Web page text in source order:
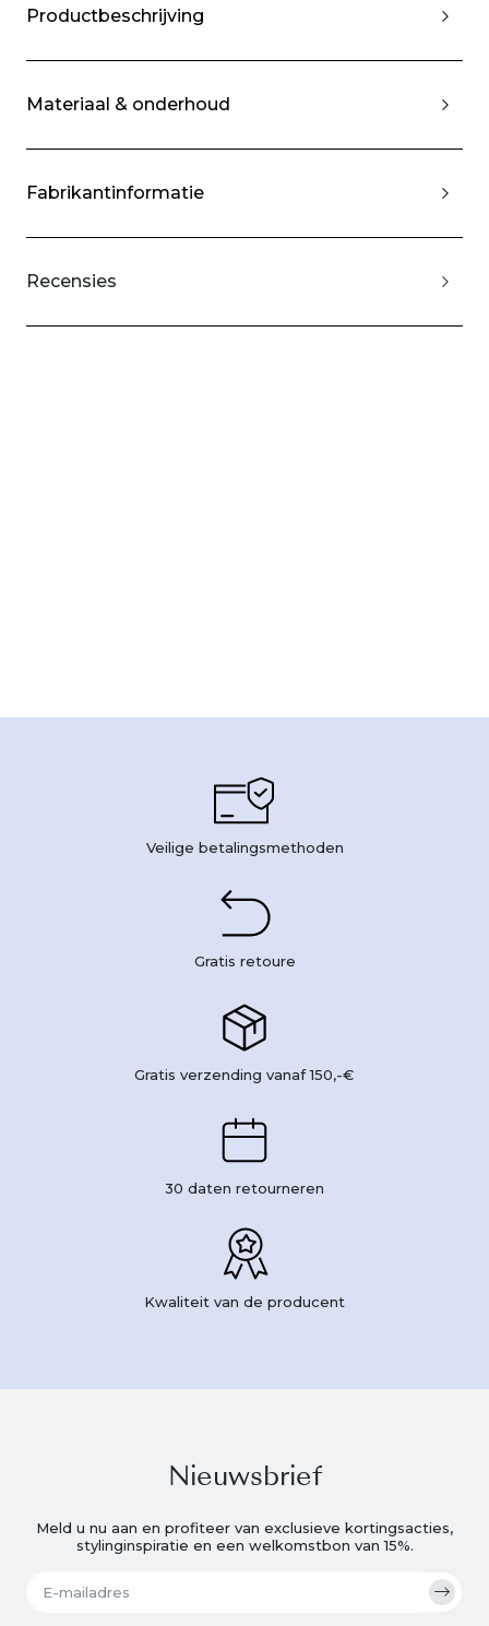
Productbeschrijving
Materiaal & onderhoud
Fabrikantinformatie
Recensies
Veilige betalingsmethoden
Gratis retoure
Gratis verzending vanaf 150,-€
30 daten retourneren
Kwaliteit van de producent
Nieuwsbrief
Meld u nu aan en profiteer van exclusieve kortingsacties,
stylinginspiratie en een welkomstbon van 15%.